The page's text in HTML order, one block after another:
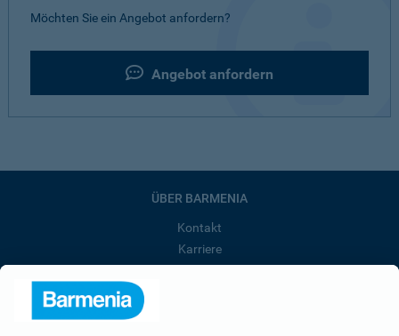
Möchten Sie ein Angebot anfordern?
Angebot anfordern
ÜBER BARMENIA
Kontakt
Karriere
Presse